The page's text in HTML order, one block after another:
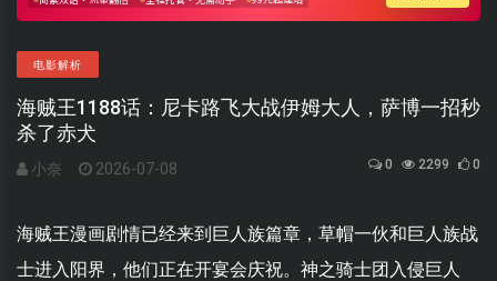
电影解析
海贼王1188话：尼卡路飞大战伊姆大人，萨博一招秒
杀了赤犬
小奈 2026-07-08 0 2299 0
海贼王漫画剧情已经来到巨人族篇章，草帽一伙和巨人族战
士进入阳界，他们正在开宴会庆祝。神之骑士团入侵巨人